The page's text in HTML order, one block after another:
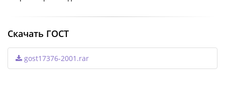
Скачать ГОСТ
gost17376-2001.rar